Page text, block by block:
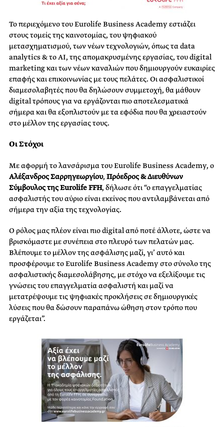
Το περιεχόμενο του Eurolife Business Academy εστιάζει
στους τομείς της καινοτομίας, του ψηφιακού
μετασχηματισμού, των νέων τεχνολογιών, όπως τα data
analytics & το AI, της απομακρυσμένης εργασίας, του digital
marketing και των νέων καναλιών που δημιουργούν ευκαιρίες
επαφής και επικοινωνίας με τους πελάτες. Οι ασφαλιστικοί
διαμεσολαβητές που θα δηλώσουν συμμετοχή, θα μάθουν
digital τρόπους για να εργάζονται πιο αποτελεσματικά
σήμερα και θα εξοπλιστούν με τα εφόδια που θα χρειαστούν
στο μέλλον της εργασίας τους.
Οι Στόχοι
Με αφορμή το λανσάρισμα του Eurolife Business Academy, o
Αλέξανδρος Σαρρηγεωργίου, Πρόεδρος & Διευθύνων
Σύμβουλος τηςEurolifeFFH, δήλωσε ότι “ο επαγγελματίας
ασφαλιστής του αύριο είναι εκείνος που αντιλαμβάνεται από
σήμερα την αξία της τεχνολογίας.
Ο ρόλος μας πλέον είναι πιο digital από ποτέ άλλοτε, ώστε να
βρισκόμαστε με συνέπεια στο πλευρό των πελατών μας.
Βλέπουμε το μέλλον της ασφάλισης μαζί, γι’ αυτό και
προσφέρουμε το Eurolife Business Academy στο σύνολο της
ασφαλιστικής διαμεσολάβησης, με στόχο να εξελίξουμε τις
γνώσεις του επαγγελματία ασφαλιστή και μαζί να
μετατρέψουμε τις ψηφιακές προκλήσεις σε δημιουργικές
λύσεις που θα δώσουν παραπάνω ώθηση στον τρόπο που
εργάζεται”.